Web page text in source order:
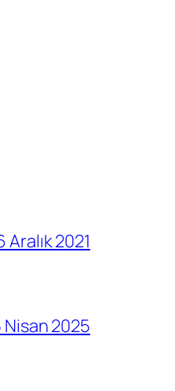
Aralık 2021
Nisan 2025